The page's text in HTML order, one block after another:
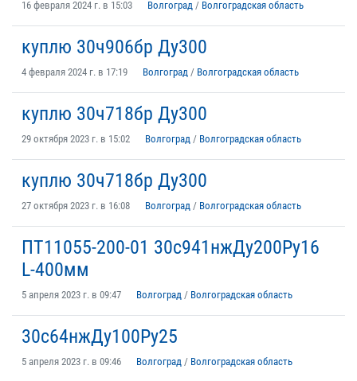
16 февраля 2024 г. в 15:03 Волгоград / Волгоградская область
куплю 30ч906бр Ду300
4 февраля 2024 г. в 17:19 Волгоград / Волгоградская область
куплю 30ч718бр Ду300
29 октября 2023 г. в 15:02 Волгоград / Волгоградская область
куплю 30ч718бр Ду300
27 октября 2023 г. в 16:08 Волгоград / Волгоградская область
ПТ11055-200-01 30с941нжДу200Ру16
L-400мм
5 апреля 2023 г. в 09:47 Волгоград / Волгоградская область
30с64нжДу100Ру25
5 апреля 2023 г. в 09:46 Волгоград / Волгоградская область